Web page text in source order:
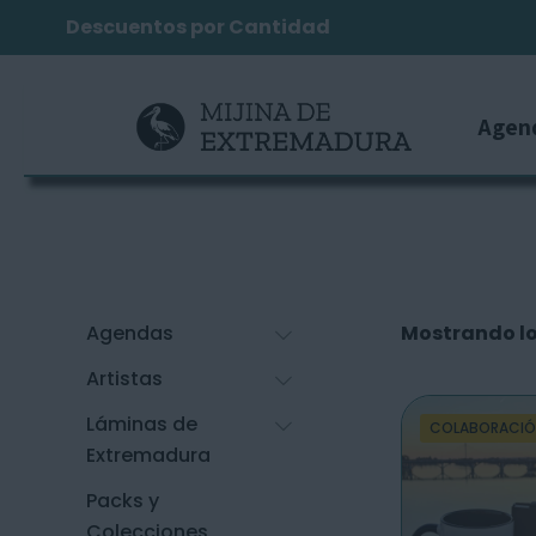
Descuentos por Cantidad
Agendas
Artistas
Láminas de
Extremadura
Packs y
Mostrando